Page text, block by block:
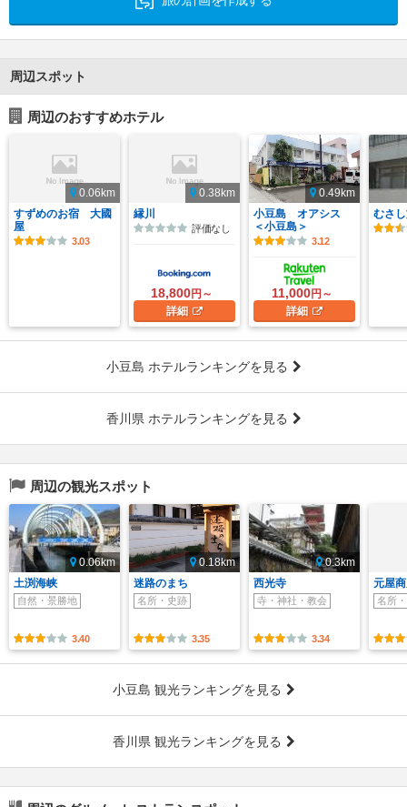
周辺スポット
周辺のおすすめホテル
0.06km
すずめのお宿 大國
屋
3.03
0.38km
縁川
評価なし
18,800円～
詳細
0.49km
小豆島 オアシス
＜小豆島＞
3.12
11,000円～
詳細
むさ
小豆島 ホテルランキングを見る
香川県 ホテルランキングを見る
周辺の観光スポット
0.06km
土渕海峡
自然・景勝地
3.40
0.18km
迷路のまち
名所・史跡
3.35
0.3km
西光寺
寺・神社・教会
3.34
元屋
名所
小豆島 観光ランキングを見る
香川県 観光ランキングを見る